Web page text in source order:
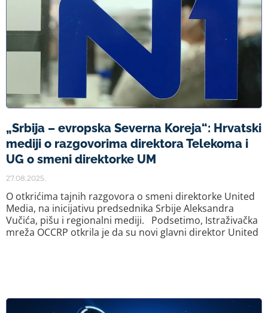
„Srbija – evropska Severna Koreja“: Hrvatski
mediji o razgovorima direktora Telekoma i
UG o smeni direktorke UM
27.08.2025.
O otkrićima tajnih razgovora o smeni direktorke United
Media, na inicijativu predsednika Srbije Aleksandra
Vučića, pišu i regionalni mediji. Podsetimo, Istraživačka
mreža OCCRP otkrila je da su novi glavni direktor United